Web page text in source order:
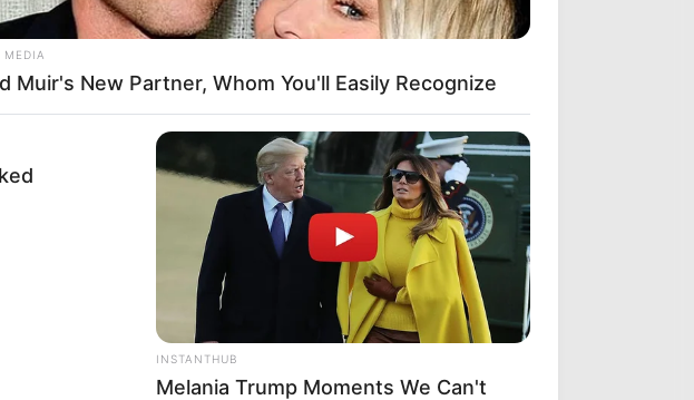
MEDIA
Muir's New Partner, Whom You'll Easily Recognize
INSTANTHUB
Melania Trump Moments We Can't